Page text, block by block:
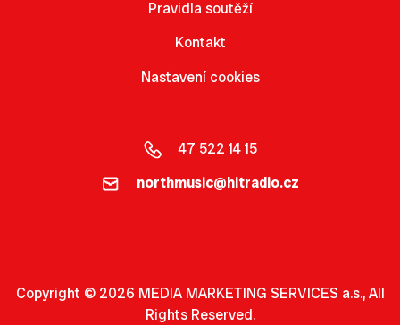
Pravidla soutěží
Kontakt
Nastavení cookies
47 522 14 15
northmusic@hitradio.cz
Copyright © 2026 MEDIA MARKETING SERVICES a.s., All
Rights Reserved.